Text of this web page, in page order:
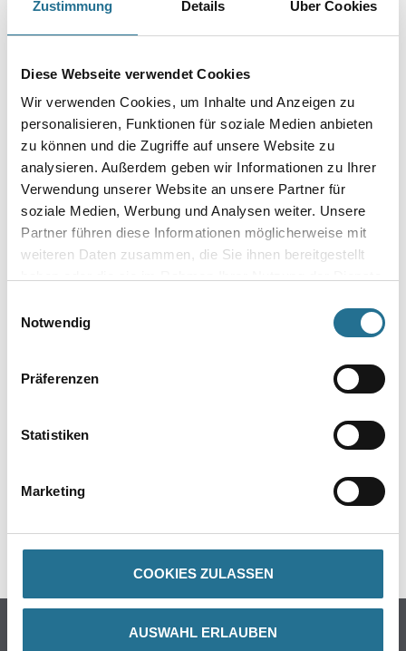
Zustimmung Details Über Cookies
Diese Webseite verwendet Cookies
Wir verwenden Cookies, um Inhalte und Anzeigen zu
personalisieren, Funktionen für soziale Medien anbieten
zu können und die Zugriffe auf unsere Website zu
analysieren. Außerdem geben wir Informationen zu Ihrer
Verwendung unserer Website an unsere Partner für
soziale Medien, Werbung und Analysen weiter. Unsere
Partner führen diese Informationen möglicherweise mit
weiteren Daten zusammen, die Sie ihnen bereitgestellt
Notwendig
Präferenzen
Statistiken
Marketing
COOKIES ZULASSEN
AUSWAHL ERLAUBEN
Henkel Metylan RS
RenoMur MRS6N
Bitte einloggen, um Preise zu
sehen
Henkel Metylan Ovalit S
Bitte einloggen, um Preise zu
sehen
PRODUKTEIGENSCHAFTEN
1 Platte
DATENBLÄTTER
SPEZIFIKATIONEN